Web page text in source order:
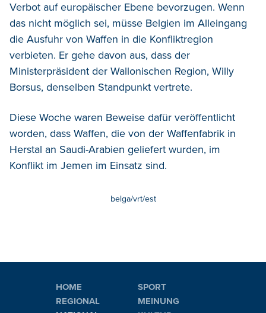
Verbot auf europäischer Ebene bevorzugen. Wenn
das nicht möglich sei, müsse Belgien im Alleingang
die Ausfuhr von Waffen in die Konfliktregion
verbieten. Er gehe davon aus, dass der
Ministerpräsident der Wallonischen Region, Willy
Borsus, denselben Standpunkt vertrete.
Diese Woche waren Beweise dafür veröffentlicht
worden, dass Waffen, die von der Waffenfabrik in
Herstal an Saudi-Arabien geliefert wurden, im
Konflikt im Jemen im Einsatz sind.
belga/vrt/est
HOME
REGIONAL
SPORT
MEINUNG